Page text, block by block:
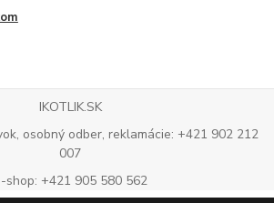
IKOTLIK.SK
osobný odber, reklamácie: +421 902 212
007
shop: +421 905 580 562